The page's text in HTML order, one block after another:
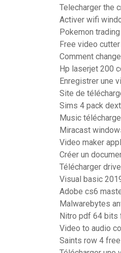
Telecharger the
Activer wifi
Pokemon
Free video
Comment
Hp laserjet 200
Enregistrer une
Site de
Sims 4 pack
Music
Miracast
Video maker
Créer un
Télécharger
Visual basic
Adobe cs6
Malwarebytes
Nitro pdf 64 bits
Video to audio
Saints row 4